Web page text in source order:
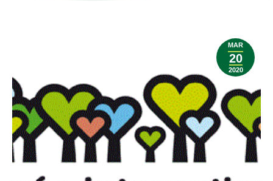
MAR
20
2020